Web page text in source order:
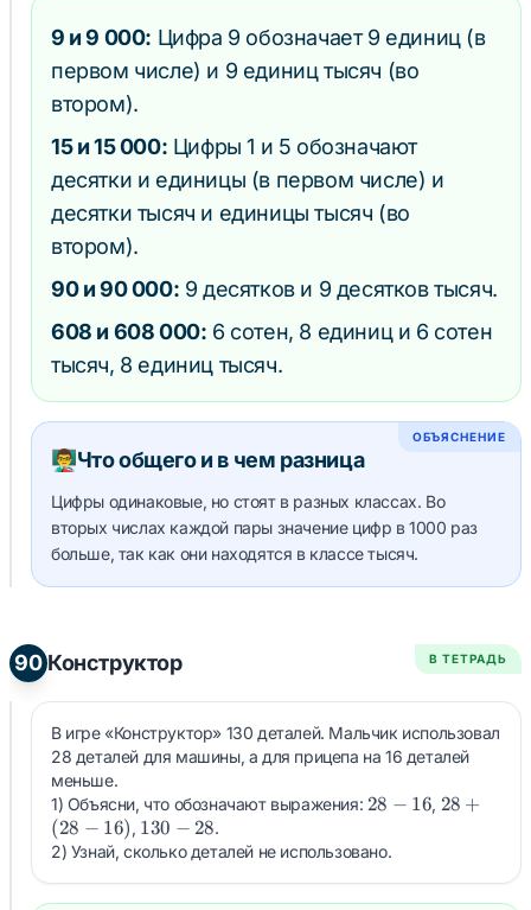
9 и 9 000: Цифра 9 обозначает 9 единиц (в
первом числе) и 9 единиц тысяч (во
втором).
15 и 15 000: Цифры 1 и 5 обозначают
десятки и единицы (в первом числе) и
десятки тысяч и единицы тысяч (во
втором).
90 и 90 000: 9 десятков и 9 десятков тысяч.
608 и 608 000: 6 сотен, 8 единиц и 6 сотен
тысяч, 8 единиц тысяч.
ОБЪЯСНЕНИЕ
👨‍🏫Что общего и в чем разница
Цифры одинаковые, но стоят в разных классах. Во
вторых числах каждой пары значение цифр в 1000 раз
больше, так как они находятся в классе тысяч.
90 Конструктор
В игре «Конструктор» 130 деталей. Мальчик использовал
28 деталей для машины, а для прицепа на 16 деталей
меньше.
1) Объясни, что обозначают выражения: 28-
28 − 16, 28+
28 +
(28 − 16) , 130-
28
130 − 28.
2) Узнай, сколько деталей не использовано.
В ТЕТРАДЬ